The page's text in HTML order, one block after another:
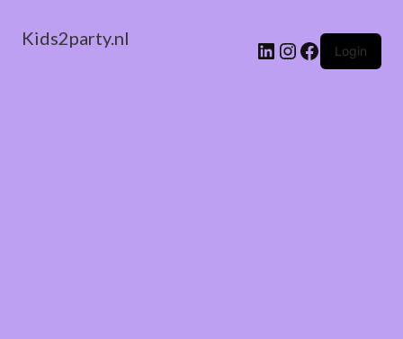
Kids2party.nl LinkedIn
Instagram
Facebook
Login